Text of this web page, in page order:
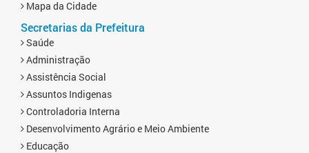
Mapa da Cidade
Secretarias da Prefeitura
Saúde
Administração
Assistência Social
Assuntos Indigenas
Controladoria Interna
Desenvolvimento Agrário e Meio Ambiente
Educação